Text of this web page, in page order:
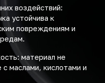
воздействий:
устойчива к
повреждениям и
материал не
маслами, кислотами и